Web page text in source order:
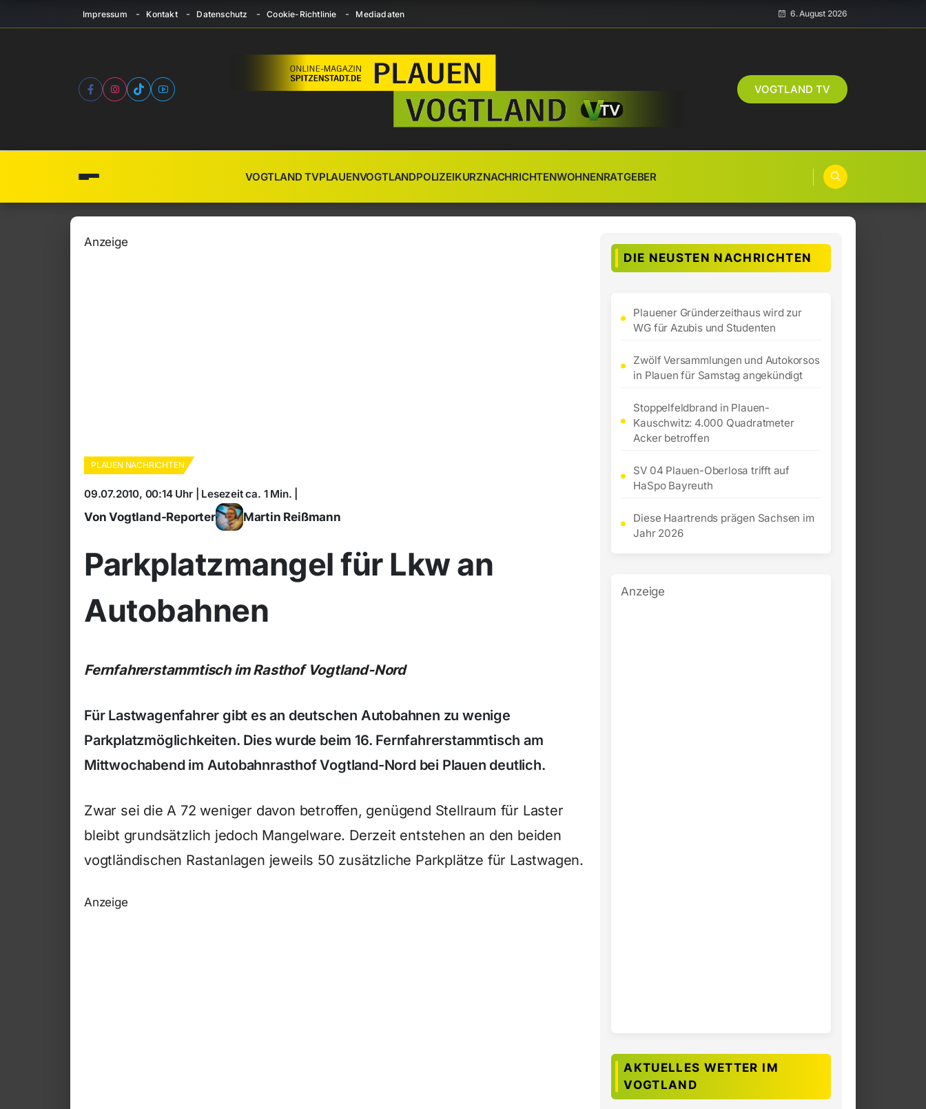
Impressum Kontakt Datenschutz Cookie-Richtlinie Mediadaten 6. August 2026
VOGTLAND TV
VOGTLAND TVPLAUENVOGTLANDPOLIZEIKURZNACHRICHTENWOHNENRATGEBER
Anzeige
PLAUEN NACHRICHTEN
09.07.2010, 00:14 Uhr | Lesezeit ca. 1 Min. |
Von Vogtland-Reporter Martin Reißmann
Parkplatzmangel für Lkw an
Autobahnen
Fernfahrerstammtisch im Rasthof Vogtland-Nord
Für Lastwagenfahrer gibt es an deutschen Autobahnen zu wenige
Parkplatzmöglichkeiten. Dies wurde beim 16. Fernfahrerstammtisch am
Mittwochabend im Autobahnrasthof Vogtland-Nord bei Plauen deutlich.
Zwar sei die A 72 weniger davon betroffen, genügend Stellraum für Laster
bleibt grundsätzlich jedoch Mangelware. Derzeit entstehen an den beiden
vogtländischen Rastanlagen jeweils 50 zusätzliche Parkplätze für Lastwagen.
Anzeige
DIE NEUSTEN NACHRICHTEN
Plauener Gründerzeithaus wird zur
WG für Azubis und Studenten
Zwölf Versammlungen und Autokorsos
in Plauen für Samstag angekündigt
Stoppelfeldbrand in Plauen-
Kauschwitz: 4.000 Quadratmeter
Acker betroffen
SV 04 Plauen-Oberlosa trifft auf
HaSpo Bayreuth
Diese Haartrends prägen Sachsen im
Jahr 2026
Anzeige
AKTUELLES WETTER IM
VOGTLAND